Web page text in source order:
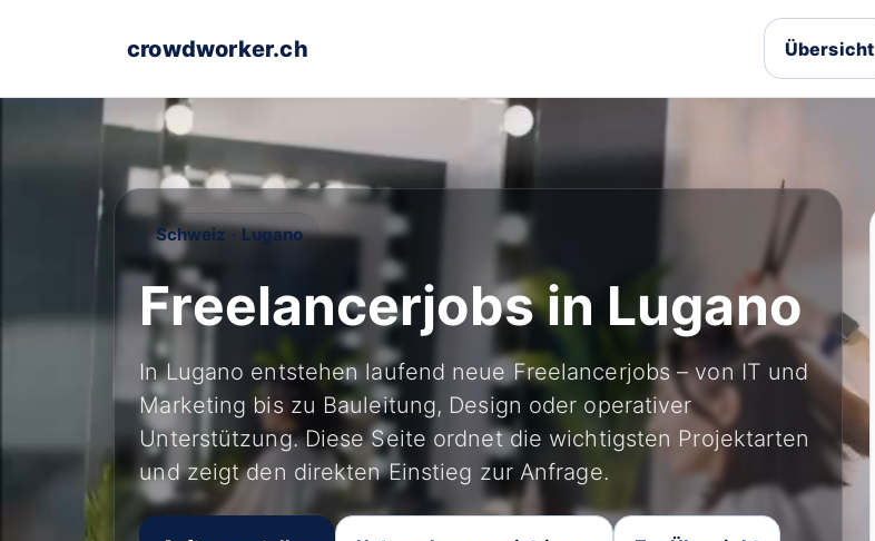
crowdworker.ch Übersicht
Schweiz · Lugano
Freelancerjobs in Lugano
In Lugano entstehen laufend neue Freelancerjobs – von IT und
Marketing bis zu Bauleitung, Design oder operativer
Unterstützung. Diese Seite ordnet die wichtigsten Projektarten
und zeigt den direkten Einstieg zur Anfrage.